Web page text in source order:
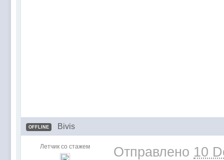
OFFLINE Bivis
Летчик со стажем Отправлено 10